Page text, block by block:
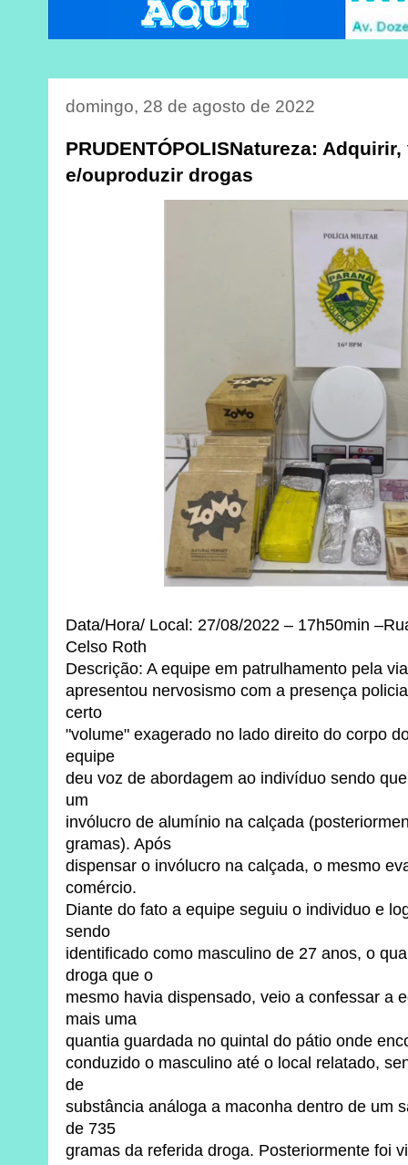
domingo, 28 de agosto de 2022
PRUDENTÓPOLISNatureza:
e/ouproduzir drogas
Data/Hora/ Local: 27/08/2022 – 17h50min
Celso Roth
Descrição: A equipe em patrulhamento pela
apresentou nervosismo com a presença
certo
"volume" exagerado no lado direito do corpo
equipe
deu voz de abordagem ao indivíduo sendo
um
invólucro de alumínio na calçada
gramas). Após
dispensar o invólucro na calçada, o mesmo
comércio.
Diante do fato a equipe seguiu o individuo e
sendo
identificado como masculino de 27 anos, o
droga que o
mesmo havia dispensado, veio a confessar a
mais uma
quantia guardada no quintal do pátio onde
conduzido o masculino até o local relatado,
de
substância análoga a maconha dentro de um
de 735
gramas da referida droga. Posteriormente foi